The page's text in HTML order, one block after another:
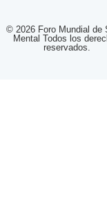
© 2026 Foro Mundial de
Mental Todos los
reservados.